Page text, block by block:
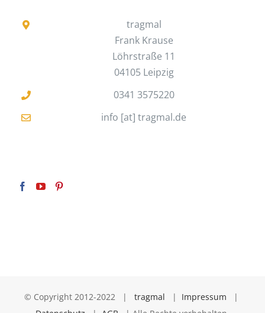
tragmal
Frank Krause
Löhrstraße 11
04105 Leipzig
0341 3575220
info [at] tragmal.de
© Copyright 2012-2022 | tragmal | Impressum |